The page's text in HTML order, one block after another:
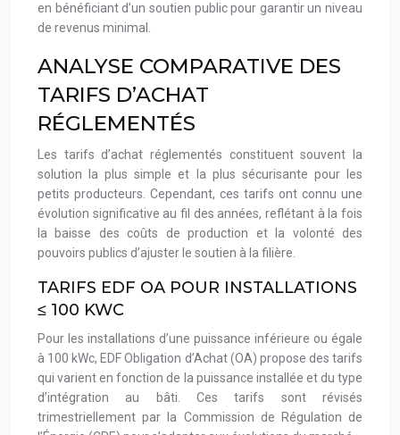
en bénéficiant d’un soutien public pour garantir un niveau
de revenus minimal.
ANALYSE COMPARATIVE DES
TARIFS D’ACHAT
RÉGLEMENTÉS
Les tarifs d’achat réglementés constituent souvent la
solution la plus simple et la plus sécurisante pour les
petits producteurs. Cependant, ces tarifs ont connu une
évolution significative au fil des années, reflétant à la fois
la baisse des coûts de production et la volonté des
pouvoirs publics d’ajuster le soutien à la filière.
TARIFS EDF OA POUR INSTALLATIONS
≤ 100 KWC
Pour les installations d’une puissance inférieure ou égale
à 100 kWc, EDF Obligation d’Achat (OA) propose des tarifs
qui varient en fonction de la puissance installée et du type
d’intégration au bâti. Ces tarifs sont révisés
trimestriellement par la Commission de Régulation de